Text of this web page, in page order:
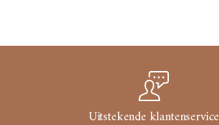
Uitstekende klantenservice